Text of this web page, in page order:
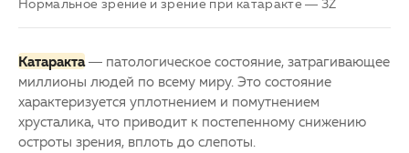
Партнерам
Закупки
Детская офтальмология
Оптика
Катаракта— патологическое состояние, затрагивающее
миллионы людей по всему миру. Это состояние
характеризуется уплотнением и помутнением
хрусталика, что приводит к постепенному снижению
остроты зрения, вплоть до слепоты.